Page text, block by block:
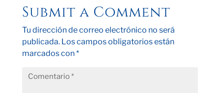
Submit a Comment
Tu dirección de correo electrónico no será
publicada. Los campos obligatorios están
marcados con*